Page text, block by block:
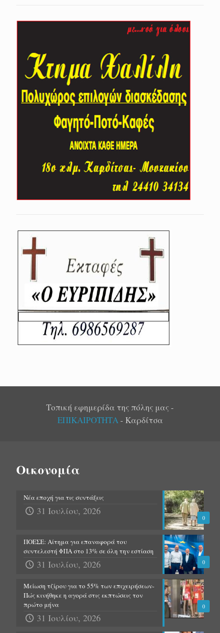
Τοπική εφημερίδα της πόλης μας -
ΕΠΙΚΑΙΡΟΤΗΤΑ- Καρδίτσα
Οικονομία
0
Νέα εποχή για τις συντάξεις
31 Ιουλίου, 2026
0
ΠΟΕΣΕ: Αίτημα για επαναφορά του
συντελεστή ΦΠΑ στο 13% σε όλη την εστίαση
31 Ιουλίου, 2026
0
Μείωση τζίρου για το 55% των επιχειρήσεων-
Πώς κινήθηκε η αγορά στις εκπτώσεις τον
πρώτο μήνα
31 Ιουλίου, 2026